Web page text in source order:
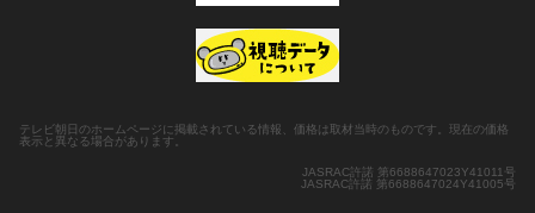
テレビ朝日のホームページに掲載されている情報、価格は取材当時のものです。現在の価格
表示と異なる場合があります。
JASRAC許諾 第6688647023Y41011号
JASRAC許諾 第6688647024Y41005号